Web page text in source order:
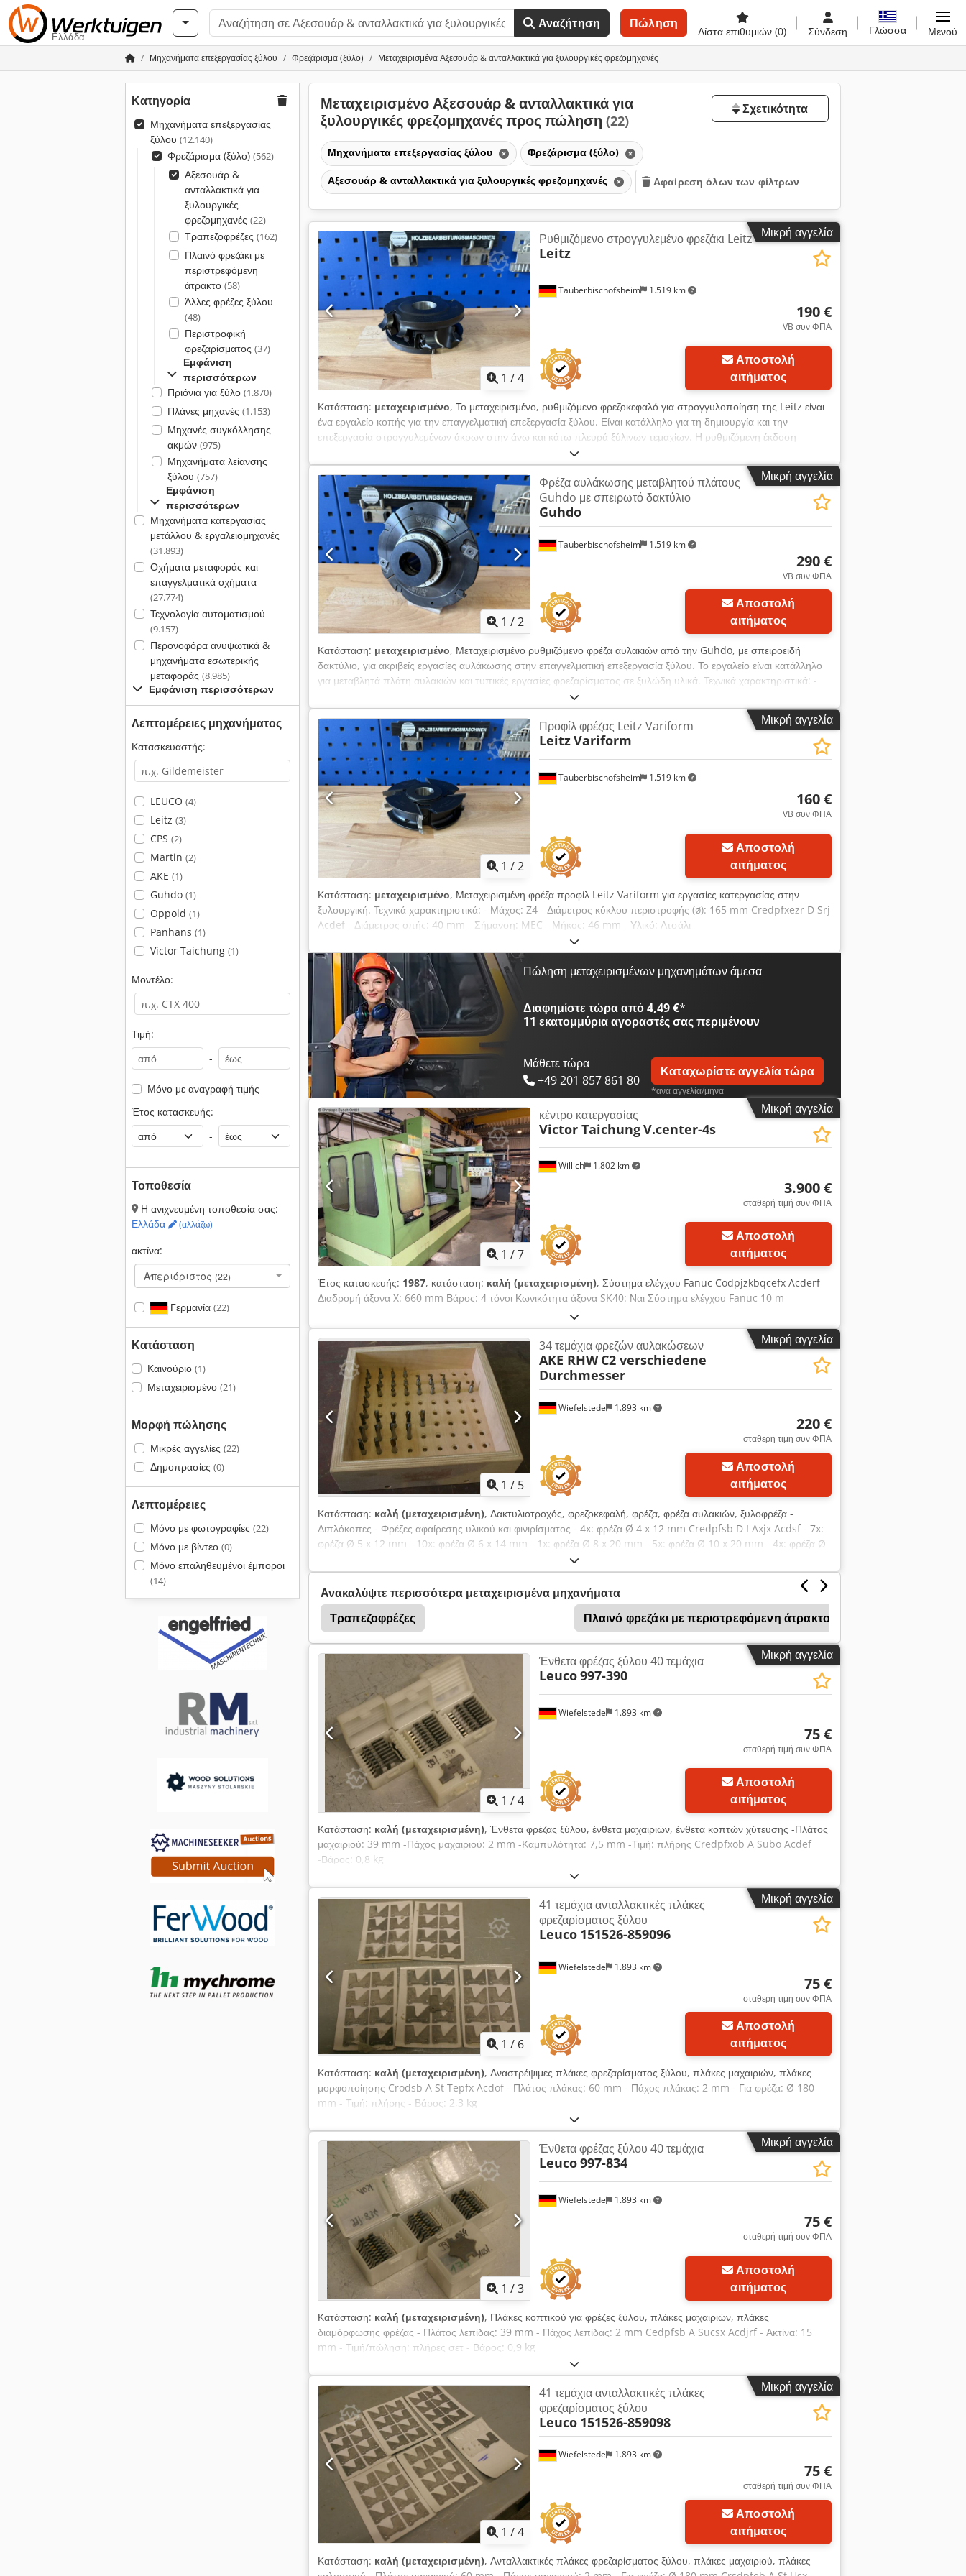
Ελλάδα
Αναζήτηση Πώληση
Λίστα επιθυμιών (0) Σύνδεση Γλώσσα Μενού
Μηχανήματα επεξεργασίας ξύλου Φρεζάρισμα (ξύλο) Μεταχειρισμένα Αξεσουάρ & ανταλλακτικά για ξυλουργικές φρεζομηχανές
Κατηγορία
Μηχανήματα επεξεργασίας
ξύλου (12.140)
Φρεζάρισμα (ξύλο) (562)
Αξεσουάρ &
ανταλλακτικά για
ξυλουργικές
φρεζομηχανές (22)
Τραπεζοφρέζες (162)
Πλαινό φρεζάκι με
περιστρεφόμενη
άτρακτο (58)
Άλλες φρέζες ξύλου
(48)
Περιστροφική
φρεζαρίσματος (37)
Εμφάνιση
περισσότερων
Πριόνια για ξύλο (1.870)
Πλάνες μηχανές (1.153)
Μηχανές συγκόλλησης
ακμών (975)
Μηχανήματα λείανσης
ξύλου (757)
Εμφάνιση
περισσότερων
Μηχανήματα κατεργασίας
μετάλλου & εργαλειομηχανές
(31.893)
Οχήματα μεταφοράς και
επαγγελματικά οχήματα
(27.774)
Τεχνολογία αυτοματισμού
(9.157)
Περονοφόρα ανυψωτικά &
μηχανήματα εσωτερικής
μεταφοράς (8.985)
Εμφάνιση περισσότερων
Λεπτομέρειες μηχανήματος
Κατασκευαστής:
LEUCO (4)
Leitz (3)
CPS (2)
Martin (2)
AKE (1)
Guhdo (1)
Oppold (1)
Panhans (1)
Victor Taichung (1)
Μοντέλο:
Τιμή:
-
Μόνο με αναγραφή τιμής
Έτος κατασκευής:
-
Τοποθεσία
Η ανιχνευμένη τοποθεσία σας:
Ελλάδα
(αλλάζω)
ακτίνα:
Απεριόριστος (22)
Γερμανία (22)
Κατάσταση
Καινούριο (1)
Μεταχειρισμένο (21)
Μορφή πώλησης
Μικρές αγγελίες (22)
Δημοπρασίες (0)
Λεπτομέρειες
Μόνο με φωτογραφίες (22)
Μόνο με βίντεο (0)
Μόνο επαληθευμένοι έμποροι
(14)
Μεταχειρισμένο Αξεσουάρ & ανταλλακτικά για
ξυλουργικές φρεζομηχανές προς πώληση (22)
Σχετικότητα
Μηχανήματα επεξεργασίας ξύλου Φρεζάρισμα (ξύλο)
Αξεσουάρ & ανταλλακτικά για ξυλουργικές φρεζομηχανές Αφαίρεση όλων των φίλτρων
Μικρή αγγελία
1 /4
Tauberbischofsheim 1.519 km
Ρυθμιζόμενο στρογγυλεμένο φρεζάκι Leitz
Leitz
190 €
VB συν ΦΠΑ
Αποστολή
αιτήματος
Κατάσταση: μεταχειρισμένο, Το μεταχειρισμένο, ρυθμιζόμενο φρεζοκεφαλό για στρογγυλοποίηση της Leitz είναι
ένα εργαλείο κοπής για την επαγγελματική επεξεργασία ξύλου. Είναι κατάλληλο για τη δημιουργία και την
επεξεργασία στρογγυλεμένων άκρων στην άνω και κάτω πλευρά ξύλινων τεμαχίων. Η ρυθμιζόμενη έκδοση
υποστηρίζει ευέλικτες εργασίες φρεζαρίσματος σε διάφορους τομείς εφαρμογής. Csdezr I Tmspfx Acdsrf Τεχνικά
χαρακτηριστικά: - Μαχαίρια: Z4 - Διάμετρος κύκλου κοπής (ø): 155,5 mm - Διάμετρος οπής: 40 mm - Σήμανση:
MEC - Μήκος: 2 x 35 mm - Υλικό: Χάλυβας, αλουμίνιο
Μικρή αγγελία
Ζητήστε περισσότερες
1 /2
Tauberbischofsheim 1.519 km
Φρέζα αυλάκωσης μεταβλητού πλάτους
Guhdo με σπειρωτό δακτύλιο
Guhdo
290 €
VB συν ΦΠΑ
Αποστολή
αιτήματος
Κατάσταση: μεταχειρισμένο, Μεταχειρισμένο ρυθμιζόμενο φρέζα αυλακιών από την Guhdo, με σπειροειδή
δακτύλιο, για ακριβείς εργασίες αυλάκωσης στην επαγγελματική επεξεργασία ξύλου. Το εργαλείο είναι κατάλληλο
για μεταβλητά πλάτη αυλακιών και τυπικές εργασίες φρεζαρίσματος σε ξυλώδη υλικά. Τεχνικά χαρακτηριστικά: -
Λάμα: WP Z4 V4 - Διάμετρος κύκλου κοπής (ø): 160 mm - Διάμετρος οπής: 30 mm Crodpfozr Iq Ssx Acdsf -
Σήμανση: MAN - Μήκος: 12,5-24 mm - Υλικό: Χάλυβας
Μικρή αγγελία
Ζητήστε περισσότερες
1 /2
Tauberbischofsheim 1.519 km
Προφίλ φρέζας Leitz Variform
LeitzVariform
160 €
VB συν ΦΠΑ
Αποστολή
αιτήματος
Κατάσταση: μεταχειρισμένο, Μεταχειρισμένη φρέζα προφίλ Leitz Variform για εργασίες κατεργασίας στην
ξυλουργική. Τεχνικά χαρακτηριστικά: - Μάχος: Z4 - Διάμετρος κύκλου περιστροφής (ø): 165 mm Credpfxezr D Srj
Acdef - Διάμετρος οπής: 40 mm - Σήμανση: MEC - Μήκος: 46 mm - Υλικό: Ατσάλι
Πώληση μεταχειρισμένων μηχανημάτων άμεσα
Διαφημίστε τώρα από 4,49 €*
11 εκατομμύρια αγοραστέςσας περιμένουν
Μάθετε τώρα
+49 201 857 861 80
Καταχωρίστε αγγελία τώρα
*ανά αγγελία/μήνα
Μικρή αγγελία
1 /7
Willich 1.802 km
κέντρο κατεργασίας
Victor TaichungV.center-4s
3.900 €
σταθερή τιμή συν ΦΠΑ
Αποστολή
αιτήματος
Έτος κατασκευής: 1987, κατάσταση: καλή (μεταχειρισμένη), Σύστημα ελέγχου Fanuc Codpjzkbqcefx Acderf
Διαδρομή άξονα X: 660 mm Βάρος: 4 τόνοι Κωνικότητα άξονα SK40: Ναι Σύστημα ελέγχου Fanuc 10 m
Μικρή αγγελία
1 / 5
Wiefelstede 1.893 km
34 τεμάχια φρεζών αυλακώσεων
AKE RHW C2 verschiedene
Durchmesser
220 €
σταθερή τιμή συν ΦΠΑ
Αποστολή
αιτήματος
Κατάσταση: καλή (μεταχειρισμένη), Δακτυλιοτροχός, φρεζοκεφαλή, φρέζα, φρέζα αυλακιών, ξυλοφρέζα -
Διπλόκοπες - Φρέζες αφαίρεσης υλικού και φινιρίσματος - 4x: φρέζα Ø 4 x 12 mm Credpfsb D I Axjx Acdsf - 7x:
φρέζα Ø 5 x 12 mm - 10x: φρέζα Ø 6 x 14 mm - 1x: φρέζα Ø 8 x 20 mm - 5x: φρέζα Ø 10 x 20 mm - 4x: φρέζα Ø
11 x 22 mm - 3x: φρέζα Ø 12 x 22 mm - Στέλεχος: Ø 10 mm - Τύπος: M623 - Ποσότητα: 34 τεμάχια - Πώληση:
μόνο συνολικά - Βάρος: 3,6 kg
Ανακαλύψτε περισσότερα μεταχειρισμένα μηχανήματα
Τραπεζοφρέζες
Πλαινό φρεζάκι με περιστρεφόμενη άτρακτο
Μικρή αγγελία
1 /4
Wiefelstede 1.893 km
Ένθετα φρέζας ξύλου 40 τεμάχια
Leuco997-390
75 €
σταθερή τιμή συν ΦΠΑ
Αποστολή
αιτήματος
Κατάσταση: καλή (μεταχειρισμένη), Ένθετα φρέζας ξύλου, ένθετα μαχαιριών, ένθετα κοπτών χύτευσης -Πλάτος
μαχαιριού: 39 mm -Πάχος μαχαιριού: 2 mm -Καμπυλότητα: 7,5 mm -Τιμή: πλήρης Credpfxob A Subo Acdef
-Βάρος: 0,8 kg
Μικρή αγγελία
1 / 6
Wiefelstede 1.893 km
41 τεμάχια ανταλλακτικές πλάκες
φρεζαρίσματος ξύλου
Leuco 151526-859096
75 €
σταθερή τιμή συν ΦΠΑ
Αποστολή
αιτήματος
Κατάσταση: καλή (μεταχειρισμένη), Αναστρέψιμες πλάκες φρεζαρίσματος ξύλου, πλάκες μαχαιριών, πλάκες
μορφοποίησης Crodsb A St Tepfx Acdof - Πλάτος πλάκας: 60 mm - Πάχος πλάκας: 2 mm - Για φρέζα: Ø 180
mm - Τιμή: πλήρης - Βάρος: 2,3 kg
Μικρή αγγελία
1 /3
Wiefelstede 1.893 km
Ένθετα φρέζας ξύλου 40 τεμάχια
Leuco997-834
75 €
σταθερή τιμή συν ΦΠΑ
Αποστολή
αιτήματος
Κατάσταση: καλή (μεταχειρισμένη), Πλάκες κοπτικού για φρέζες ξύλου, πλάκες μαχαιριών, πλάκες
διαμόρφωσης φρέζας - Πλάτος λεπίδας: 39 mm - Πάχος λεπίδας: 2 mm Cedpfsb A Sucsx Acdjrf - Ακτίνα: 15
mm - Τιμή/πώληση: πλήρες σετ - Βάρος: 0,9 kg
Μικρή αγγελία
1 /4
Wiefelstede 1.893 km
41 τεμάχια ανταλλακτικές πλάκες
φρεζαρίσματος ξύλου
Leuco 151526-859098
75 €
σταθερή τιμή συν ΦΠΑ
Αποστολή
αιτήματος
Κατάσταση: καλή (μεταχειρισμένη), Ανταλλακτικές πλάκες φρεζαρίσματος ξύλου, πλάκες μαχαιριού, πλάκες